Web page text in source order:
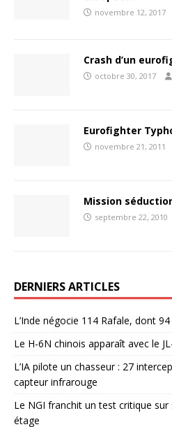
novembre 12, 2017
Crash d’un
octobre 30, 2017
Eurofighter
novembre 21, 2011
Mission
septembre 22, 2010
DERNIERS ARTICLES
L’Inde négocie 114 Rafale, dont
Le H-6N chinois apparaît avec le
L’IA pilote un chasseur : 27
capteur infrarouge
Le NGI franchit un test critique
étage